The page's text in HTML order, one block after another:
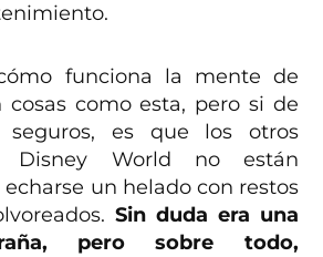
funciona la mente de
cosas como esta, pero si de
seguros, es que los otros
Disney World no están
un helado con restos
Sin duda era una
pero sobre todo,